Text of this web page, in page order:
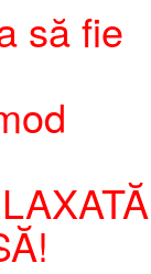
să fie